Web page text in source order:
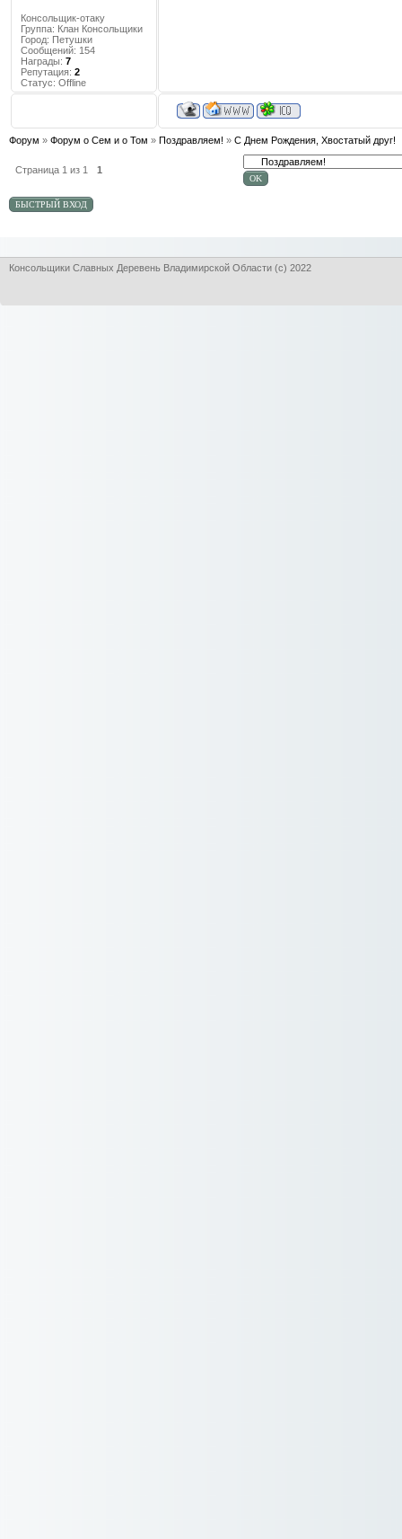
Консольщик-отаку
Группа: Клан Консольщики
Город: Петушки
Сообщений: 154
Награды: 7
Репутация: 2
Статус: Offline
Форум » Форум о Сем и о Том » Поздравляем! » С Днем Рождения, Хвостатый друг!
Страница 1 из 1 1
Консольщики Славных Деревень Владимирской Области (с) 2022